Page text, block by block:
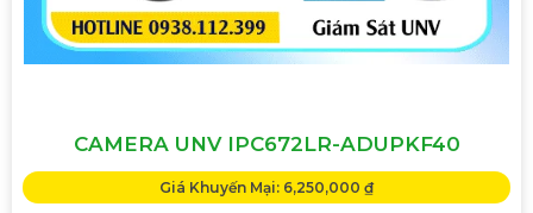
CAMERA UNV IPC672LR-ADUPKF40
Giá Khuyến Mại: 6,250,000 ₫